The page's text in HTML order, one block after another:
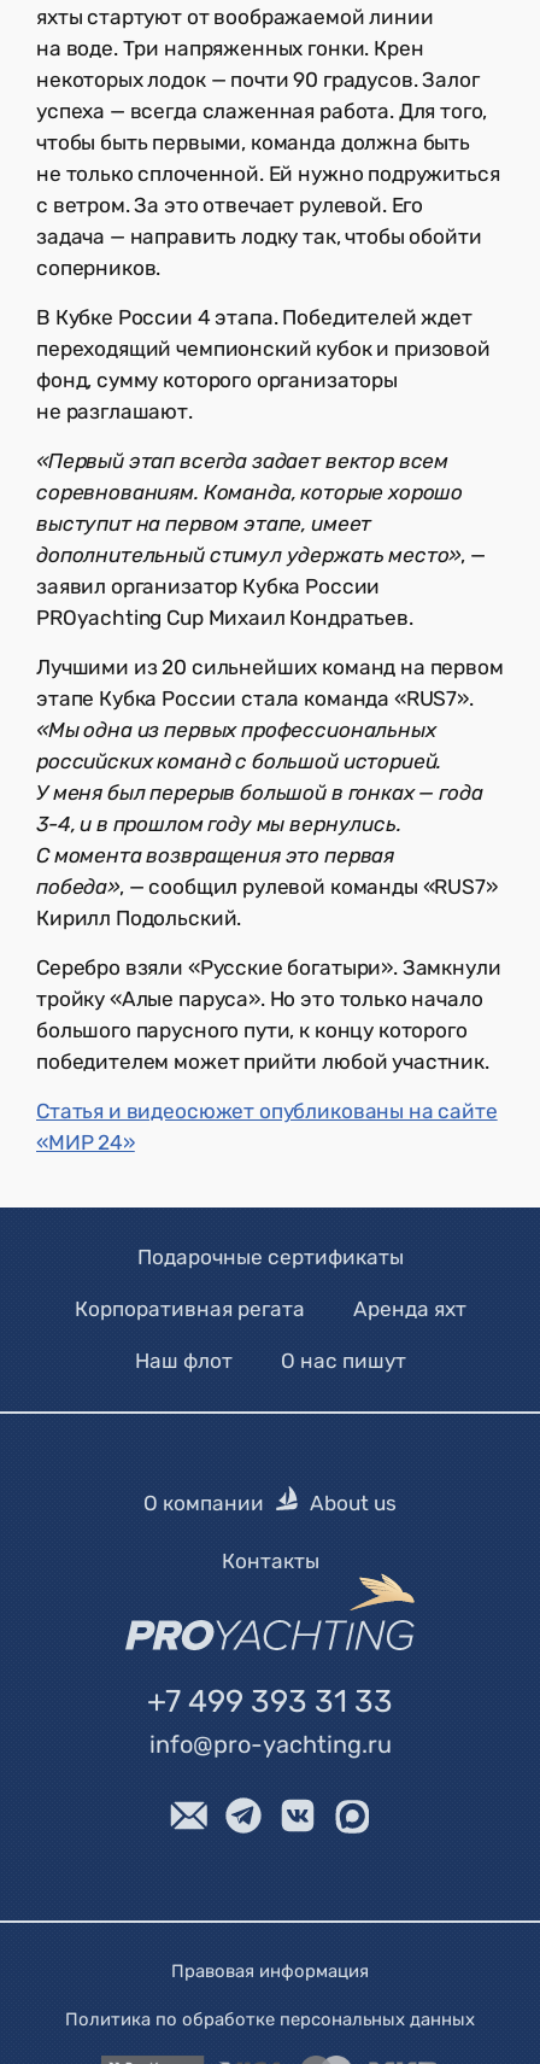
яхты стартуют от воображаемой линии
на воде. Три напряженных гонки. Крен
некоторых лодок — почти 90 градусов. Залог
успеха — всегда слаженная работа. Для того,
чтобы быть первыми, команда должна быть
не только сплоченной. Ей нужно подружиться
с ветром. За это отвечает рулевой. Его
задача — направить лодку так, чтобы обойти
соперников.
В Кубке России 4 этапа. Победителей ждет
переходящий чемпионский кубок и призовой
фонд, сумму которого организаторы
не разглашают.
«Первый этап всегда задает вектор всем
соревнованиям. Команда, которые хорошо
выступит на первом этапе, имеет
дополнительный стимул удержать место», —
заявил организатор Кубка России
PROyachting Cup Михаил Кондратьев.
Лучшими из 20 сильнейших команд на первом
этапе Кубка России стала команда «RUS7».
«Мы одна из первых профессиональных
российских команд с большой историей.
У меня был перерыв большой в гонках — года
3-4, и в прошлом году мы вернулись.
С момента возвращения это первая
победа», — сообщил рулевой команды «RUS7»
Кирилл Подольский.
Серебро взяли «Русские богатыри». Замкнули
тройку «Алые паруса». Но это только начало
большого парусного пути, к концу которого
победителем может прийти любой участник.
Статья и видеосюжет опубликованы на сайте
«МИР 24»
Подарочные сертификаты
Корпоративная регата Аренда яхт
Наш флот О нас пишут
О компании About us
Контакты
+7 499 393 31 33
info@pro-yachting.ru
Правовая информация
Политика по обработке персональных данных